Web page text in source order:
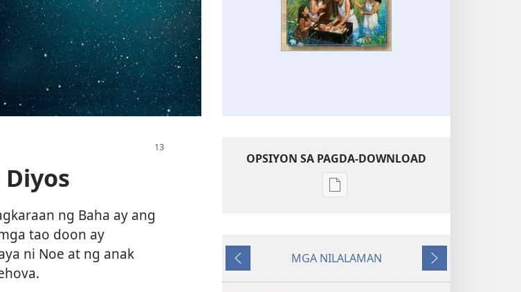
ng Baha ay ang
tao doon ay
ni Noe at ng anak
OPSIYON SA PAGDA-DOWNLOAD
Opsiyon
ng
Nauna
MGA NILALAMAN
Susunod